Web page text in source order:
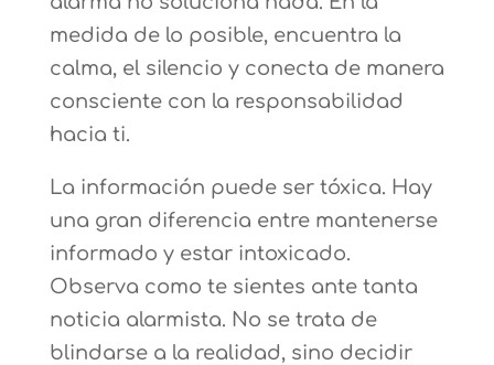
medida de lo posible, encuentra la
calma, el silencio y conecta de manera
consciente con la responsabilidad
hacia ti.
La información puede ser tóxica. Hay
una gran diferencia entre mantenerse
informado y estar intoxicado.
Observa como te sientes ante tanta
noticia alarmista. No se trata de
blindarse a la realidad, sino decidir